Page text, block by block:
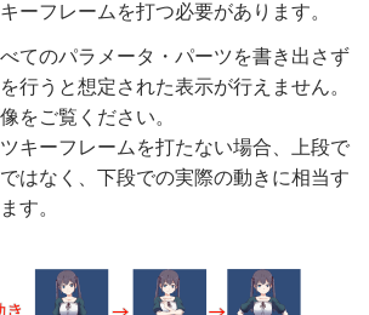
ーフレームを打つ必要があります。
てのパラメータ・パーツを書き出さず
行うと想定された表示が行えません。
をご覧ください。
キーフレームを打たない場合、上段で
はなく、下段での実際の動きに相当す
す。